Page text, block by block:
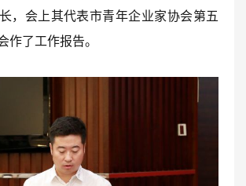
，会上其代表市青年企业家协会第五
作了工作报告。